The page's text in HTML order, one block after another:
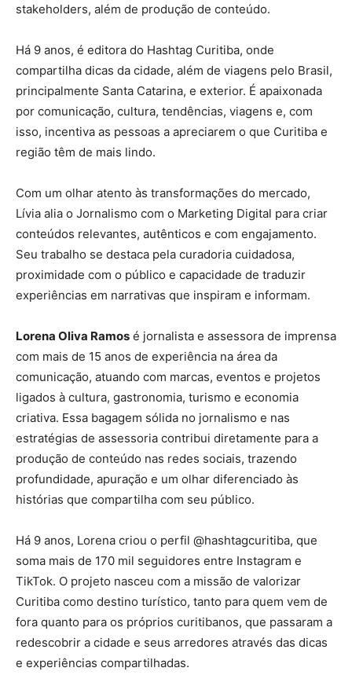
stakeholders, além de produção de conteúdo.
Há 9 anos, é editora do Hashtag Curitiba, onde
compartilha dicas da cidade, além de viagens pelo Brasil,
principalmente Santa Catarina, e exterior. É apaixonada
por comunicação, cultura, tendências, viagens e, com
isso, incentiva as pessoas a apreciarem o que Curitiba e
região têm de mais lindo.
Com um olhar atento às transformações do mercado,
Lívia alia o Jornalismo com o Marketing Digital para criar
conteúdos relevantes, autênticos e com engajamento.
Seu trabalho se destaca pela curadoria cuidadosa,
proximidade com o público e capacidade de traduzir
experiências em narrativas que inspiram e informam.
Lorena Oliva Ramos é jornalista e assessora de imprensa
com mais de 15 anos de experiência na área da
comunicação, atuando com marcas, eventos e projetos
ligados à cultura, gastronomia, turismo e economia
criativa. Essa bagagem sólida no jornalismo e nas
estratégias de assessoria contribui diretamente para a
produção de conteúdo nas redes sociais, trazendo
profundidade, apuração e um olhar diferenciado às
histórias que compartilha com seu público.
Há 9 anos, Lorena criou o perfil @hashtagcuritiba, que
soma mais de 170 mil seguidores entre Instagram e
TikTok. O projeto nasceu com a missão de valorizar
Curitiba como destino turístico, tanto para quem vem de
fora quanto para os próprios curitibanos, que passaram a
redescobrir a cidade e seus arredores através das dicas
e experiências compartilhadas.